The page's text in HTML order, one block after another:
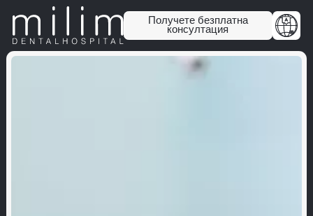
Получете безплатна
консултация